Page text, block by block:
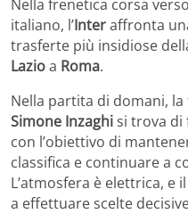
Nella frenetica corsa
italiano, l’Interaffronta
trasferte più insidiose
Lazioa Roma.
Nella partita di domani,
Simone Inzaghisi trova di
con l’obiettivo di
classifica e continuare a
L’atmosfera è elettrica,
a effettuare scelte